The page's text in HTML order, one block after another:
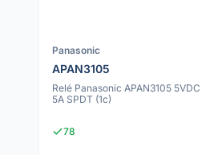
Panasonic
APAN3105
Relé Panasonic APAN3105 5VDC
5A SPDT (1c)
78